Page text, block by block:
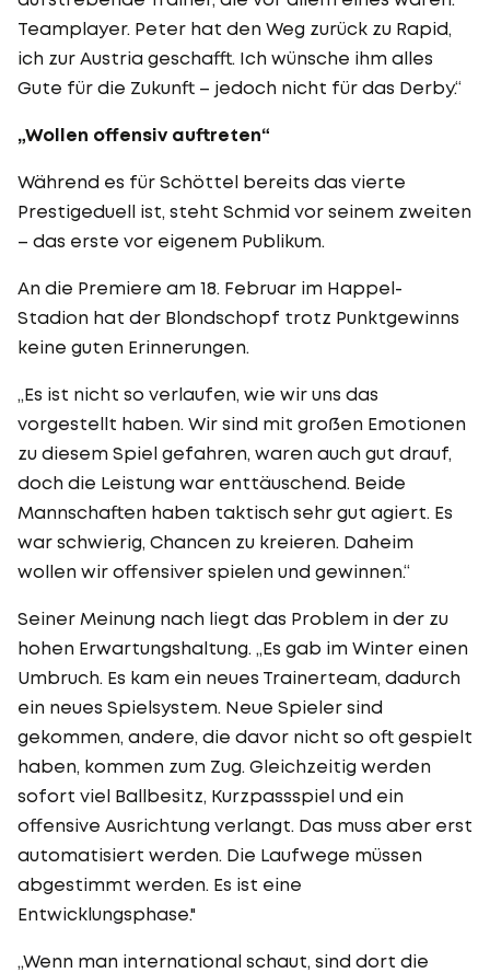
Teamplayer. Peter hat den Weg zurück zu Rapid,
ich zur Austria geschafft. Ich wünsche ihm alles
Gute für die Zukunft – jedoch nicht für das Derby.“
„Wollen offensiv auftreten“
Während es für Schöttel bereits das vierte
Prestigeduell ist, steht Schmid vor seinem zweiten
– das erste vor eigenem Publikum.
An die Premiere am 18. Februar im Happel-
Stadion hat der Blondschopf trotz Punktgewinns
keine guten Erinnerungen.
„Es ist nicht so verlaufen, wie wir uns das
vorgestellt haben. Wir sind mit großen Emotionen
zu diesem Spiel gefahren, waren auch gut drauf,
doch die Leistung war enttäuschend. Beide
Mannschaften haben taktisch sehr gut agiert. Es
war schwierig, Chancen zu kreieren. Daheim
wollen wir offensiver spielen und gewinnen.“
Seiner Meinung nach liegt das Problem in der zu
hohen Erwartungshaltung. „Es gab im Winter einen
Umbruch. Es kam ein neues Trainerteam, dadurch
ein neues Spielsystem. Neue Spieler sind
gekommen, andere, die davor nicht so oft gespielt
haben, kommen zum Zug. Gleichzeitig werden
sofort viel Ballbesitz, Kurzpassspiel und ein
offensive Ausrichtung verlangt. Das muss aber erst
automatisiert werden. Die Laufwege müssen
abgestimmt werden. Es ist eine
Entwicklungsphase."
„Wenn man international schaut, sind dort die